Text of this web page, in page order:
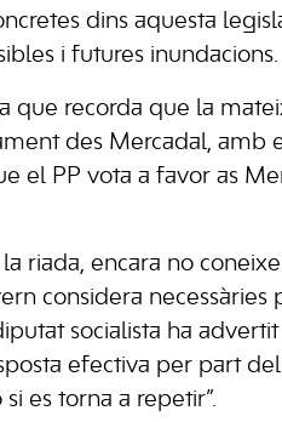
dins aquesta
i futures inundacions.
que recorda que la
des Mercadal, amb
el PP vota a favor as
riada, encara no
considera necessàries
socialista ha
efectiva per part
es torna a repetir”.